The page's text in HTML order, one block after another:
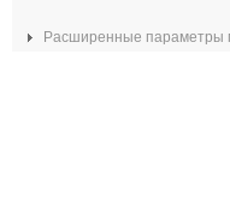
Расширенные параметры